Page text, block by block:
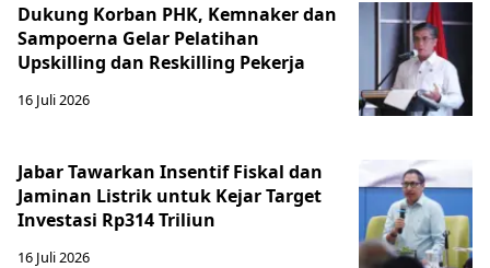
Dukung Korban PHK, Kemnaker dan
Sampoerna Gelar Pelatihan
Upskilling dan Reskilling Pekerja
16 Juli 2026
Jabar Tawarkan Insentif Fiskal dan
Jaminan Listrik untuk Kejar Target
Investasi Rp314 Triliun
16 Juli 2026